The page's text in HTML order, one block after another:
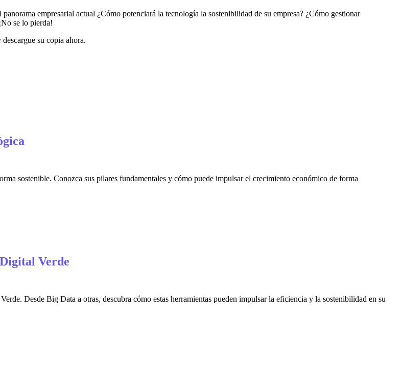
empresarial actual ¿Cómo potenciará la tecnología la sostenibilidad de su empresa? ¿Cómo gestionar
se lo pierda!
su copia ahora.
sostenible. Conozca sus pilares fundamentales y cómo puede impulsar el crecimiento económico de forma
Verde
Desde Big Data a otras, descubra cómo estas herramientas pueden impulsar la eficiencia y la sostenibilidad en su